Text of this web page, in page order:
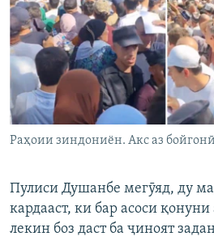
Раҳоии зиндониён. Акс аз бойгонӣ
Пулиси Душанбе мегӯяд, ду
кардааст, ки бар асоси
лекин боз даст ба ҷиноят